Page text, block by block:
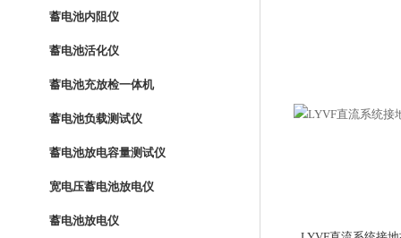
蓄电池内阻仪
蓄电池活化仪
蓄电池充放检一体机
蓄电池负载测试仪
蓄电池放电容量测试仪
宽电压蓄电池放电仪
蓄电池放电仪